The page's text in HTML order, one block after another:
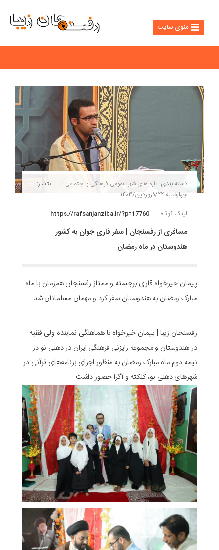
منوی سایت
دسته بندی: تازه های شهر عمومی فرهنگی و اجتماعی
انتشار:
چهارشنبه ۲۲/فروردین/۱۴۰۳
لینک کوتاه
https://rafsanjanziba.ir/?p=17760
مسافری از رفسنجان | سفر قاری جوان به کشور
هندوستان در ماه رمضان
پیمان خیرخواه قاری برجسته و ممتاز رفسنجان هم‌زمان با ماه
مبارک رمضان به هندوستان سفر کرد و مهمان مسلمانان شد.
رفسنجان زیبا | پیمان خیرخواه با هماهنگی نماینده ولی فقیه
در هندوستان و مجموعه رایزنی فرهنگی ایران در دهلی نو در
نیمه دوم ماه مبارک رمضان به منظور اجرای برنامه‌های قرآنی در
شهرهای دهلی نو، کلکته و آگرا حضور داشت.